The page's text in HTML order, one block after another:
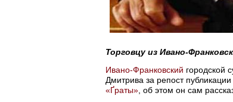
Торговцу из Ивано-
Ивано-Франковский городской
Дмитрива за репост
«Ґраты» , об этом он сам